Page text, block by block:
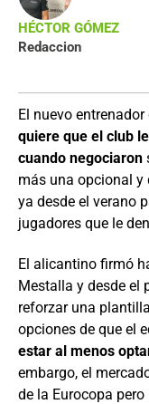
El nuevo entrenador
quiere que el club
cuando negociaron
más una opcional y
ya desde el verano
jugadores que le
El alicantino firmó
Mestalla y desde el
reforzar una
opciones de que el
estar al menos
embargo, el
de la Eurocopa
HÉCTOR GÓMEZ
Redaccion